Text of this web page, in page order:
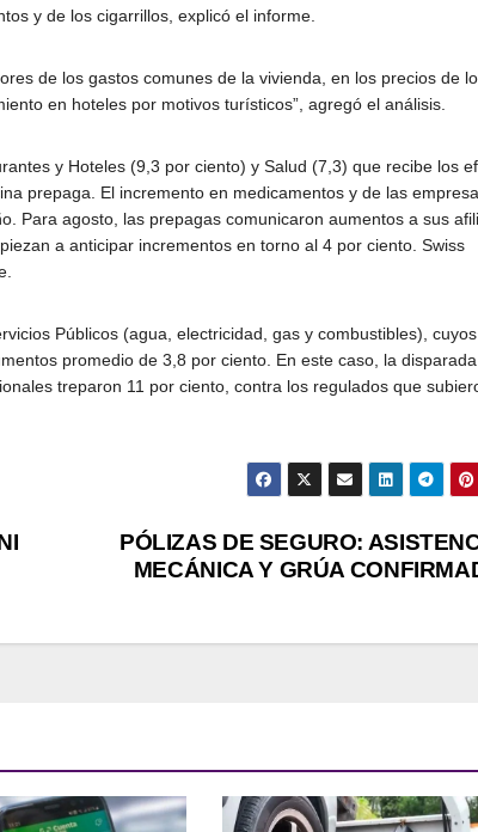
y de los cigarrillos, explicó el informe.
de los gastos comunes de la vivienda, en los precios de
en hoteles por motivos turísticos”, agregó el análisis.
y Hoteles (9,3 por ciento) y Salud (7,3) que recibe los
prepaga. El incremento en medicamentos y de las
Para agosto, las prepagas comunicaron aumentos a sus
a anticipar incrementos en torno al 4 por ciento. Swiss
Públicos (agua, electricidad, gas y combustibles), cuyos
promedio de 3,8 por ciento. En este caso, la
treparon 11 por ciento, contra los regulados que
PÓLIZAS DE SEGURO:
MECÁNICA Y GRÚA